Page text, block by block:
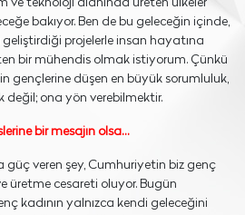
ve teknoloji alanında üreten ülkeler
bakıyor. Ben de bu geleceğin içinde,
projelerle insan hayatına
bir mühendis olmak istiyorum. Çünkü
gençlerine düşen en büyük sorumluluk,
değil; ona yön verebilmektir.
bir mesajın olsa…
güç veren şey, Cumhuriyetin biz genç
üretme cesareti oluyor. Bugün
kadının yalnızca kendi geleceğini